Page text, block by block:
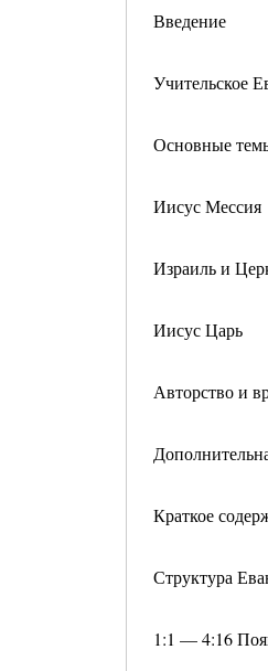
Введение
Учительское
Основные
Иисус Мессия
Израиль и
Иисус Царь
Авторство и
Краткое
Структура
1:1 — 4:16